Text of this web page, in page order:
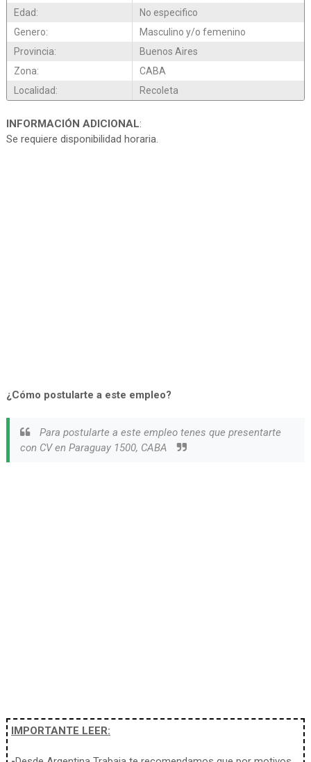
Edad:
No especifico
Genero:
Masculino y/o femenino
Provincia:
Buenos Aires
Zona:
CABA
Localidad:
Recoleta
INFORMACIÓN ADICIONAL:
Se requiere disponibilidad horaria.
¿Cómo postularte a este empleo?
Para postularte a este empleo tenes que presentarte
con CV en Paraguay 1500, CABA
IMPORTANTE LEER: